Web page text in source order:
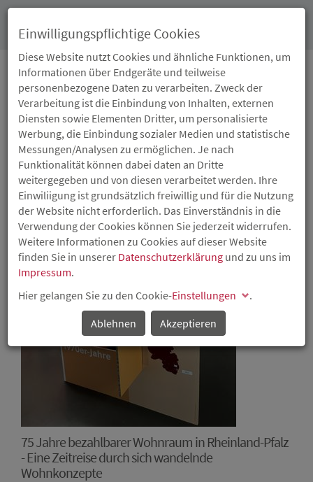
PRESSEARCHIV
75 Jahre bezahlbarer Wohnraum in Rheinland-Pfalz
- Eine Zeitreise durch sich wandelnde
Wohnkonzepte
Einwilligungspflichtige Cookies
Diese Website nutzt Cookies und ähnliche Funktionen, um
Informationen über Endgeräte und teilweise
personenbezogene Daten zu verarbeiten. Zweck der
Verarbeitung ist die Einbindung von Inhalten, externen
Diensten sowie Elementen Dritter, um personalisierte
Werbung, die Einbindung sozialer Medien und statistische
Messungen/Analysen zu ermöglichen. Je nach
Funktionalität können dabei daten an Dritte
weitergegeben und von diesen verarbeitet werden. Ihre
Einwiliigung ist grundsätzlich freiwillig und für die Nutzung
der Website nicht erforderlich. Das Einverständnis in die
Verwendung der Cookies können Sie jederzeit widerrufen.
Weitere Informationen zu Cookies auf dieser Website
finden Sie in unserer Datenschutzerklärung und zu uns im
Impressum.
Hier gelangen Sie zu den Cookie-Einstellungen
.
Ablehnen
Akzeptieren